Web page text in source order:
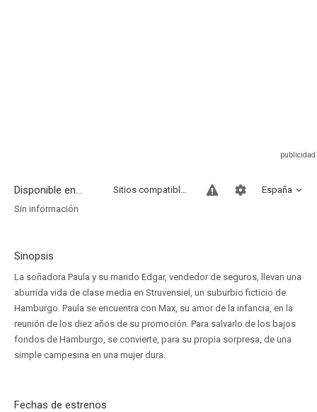
Disponible en... España
Sitios compatibles
Sin información
Sinopsis
La soñadora Paula y su marido Edgar, vendedor de seguros, llevan una
aburrida vida de clase media en Struvensiel, un suburbio ficticio de
Hamburgo. Paula se encuentra con Max, su amor de la infancia, en la
reunión de los diez años de su promoción. Para salvarlo de los bajos
fondos de Hamburgo, se convierte, para su propia sorpresa, de una
simple campesina en una mujer dura.
Fechas de estrenos